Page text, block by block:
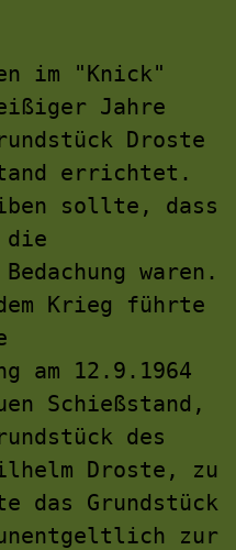
im "Knick"
Jahre
Droste
errichtet.
sollte, dass
die
waren.
Krieg führte
am 12.9.1964
Schießstand,
des
Droste, zu
Grundstück
unentgeltlich zur